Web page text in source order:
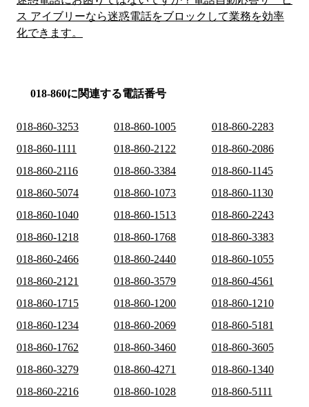
ス アイブリーなら迷惑電話をブロックして業務を効率
化できます。
018-860に関連する電話番号
018-860-3253 018-860-1005
018-860-2283
018-860-1111
018-860-2122
018-860-2086
018-860-2116
018-860-3384
018-860-1145
018-860-5074
018-860-1073
018-860-1130
018-860-1040
018-860-1513
018-860-2243
018-860-1218
018-860-1768
018-860-3383
018-860-2466
018-860-2440
018-860-1055
018-860-2121
018-860-3579
018-860-4561
018-860-1715
018-860-1200
018-860-1210
018-860-1234
018-860-2069
018-860-5181
018-860-1762
018-860-3460
018-860-3605
018-860-3279
018-860-4271
018-860-1340
018-860-2216
018-860-1028
018-860-5111